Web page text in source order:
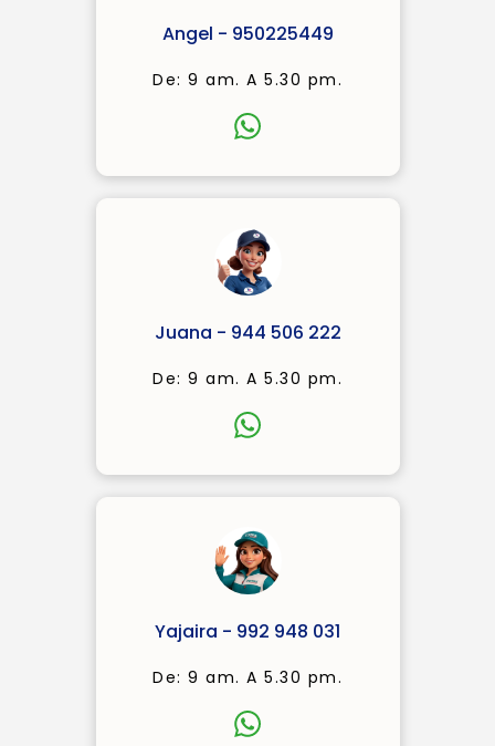
Angel - 950225449
De: 9 am. A 5.30 pm.
Juana - 944 506 222
De: 9 am. A 5.30 pm.
Yajaira - 992 948 031
De: 9 am. A 5.30 pm.